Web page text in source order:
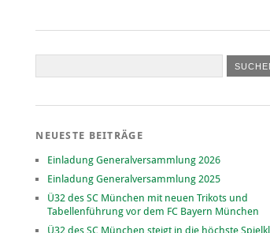
NEUESTE BEITRÄGE
Einladung Generalversammlung 2026
Einladung Generalversammlung 2025
Ü32 des SC München mit neuen Trikots und
Tabellenführung vor dem FC Bayern München
Ü32 des SC München steigt in die höchste